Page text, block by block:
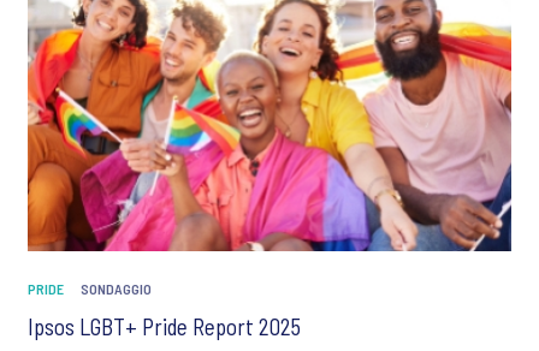
PRIDE SONDAGGIO
Ipsos LGBT+ Pride Report 2025